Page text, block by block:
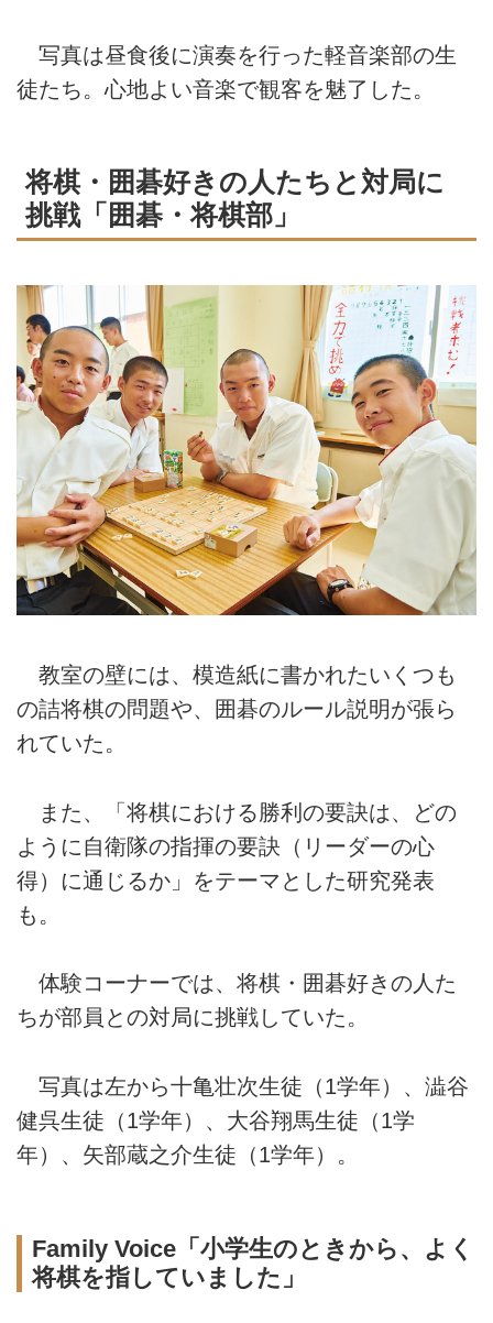
写真は昼食後に演奏を行った軽音楽部の生
徒たち。心地よい音楽で観客を魅了した。
将棋・囲碁好きの人たちと対局に
挑戦「囲碁・将棋部」
教室の壁には、模造紙に書かれたいくつも
の詰将棋の問題や、囲碁のルール説明が張ら
れていた。
また、「将棋における勝利の要訣は、どの
ように自衛隊の指揮の要訣（リーダーの心
得）に通じるか」をテーマとした研究発表
も。
体験コーナーでは、将棋・囲碁好きの人た
ちが部員との対局に挑戦していた。
写真は左から十亀壮次生徒（1学年）、澁谷
健呉生徒（1学年）、大谷翔馬生徒（1学
年）、矢部蔵之介生徒（1学年）。
Family Voice「小学生のときから、よく
将棋を指していました」